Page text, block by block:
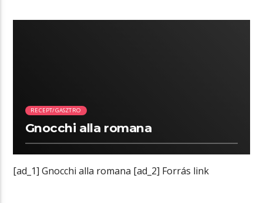
RECEPT/GASZTRO
Gnocchi alla romana
[ad_1] Gnocchi alla romana [ad_2] Forrás link